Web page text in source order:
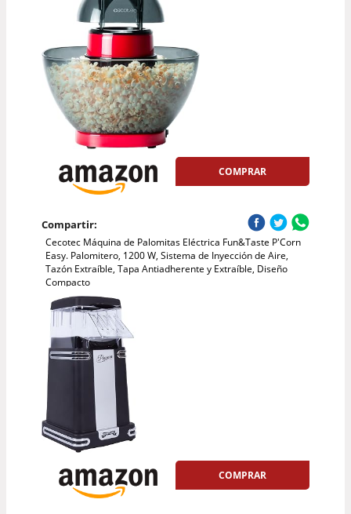
COMPRAR
Compartir:
Cecotec Máquina de Palomitas Eléctrica Fun&Taste P'Corn
Easy. Palomitero, 1200 W, Sistema de Inyección de Aire,
Tazón Extraíble, Tapa Antiadherente y Extraíble, Diseño
Compacto
COMPRAR